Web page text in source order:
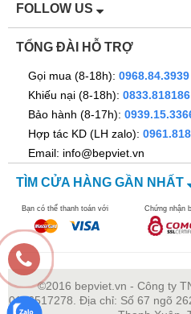
FOLLOW US
TỔNG ĐÀI HỖ TRỢ
Gọi mua (8-18h): 0968.84.3939
Khiếu nại (8-18h): 0833.818186
Bảo hành (8-17h):
Hợp tác KD (LH zalo):
Email: info@bepviet.vn
TÌM CỬA HÀNG GẦN NHẤT
Bạn có thể thanh toán với Chứng nhận
©2016 bepviet.vn - Công ty
0106517278. Địa chỉ: Số 67 ngõ